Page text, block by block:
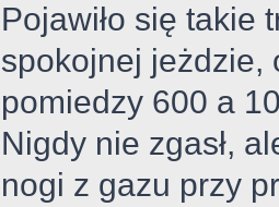
Pojawiło się takie
spokojnej jeżdzie,
pomiedzy 600 a
Nigdy nie zgasł,
nogi z gazu przy